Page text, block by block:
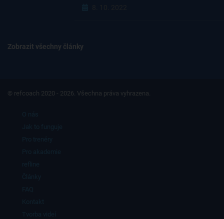
Zobrazit všechny články
© refcoach 2020 - 2026. Všechna práva vyhrazena.